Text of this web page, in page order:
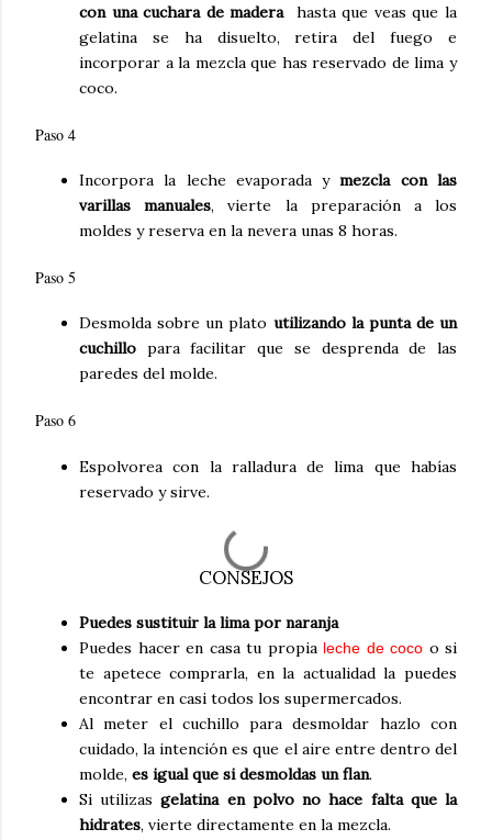
con una cuchara de maderahasta que veas que la
gelatina se ha disuelto, retira del fuego e
incorporar a la mezcla que has reservado de lima y
coco.
Paso 4
Incorpora la leche evaporada ymezcla con las
varillas manuales, vierte la preparación a los
moldes y reserva en la nevera unas 8 horas.
Paso 5
Desmolda sobre un plato utilizando la punta de un
cuchillo para facilitar que se desprenda de las
paredes del molde.
Paso 6
Espolvorea con la ralladura de lima que habías
reservado y sirve.
CONSEJOS
Puedes sustituir la lima por naranja
Puedes hacer en casa tu propia leche de coco o si
te apetece comprarla, en la actualidad la puedes
encontrar en casi todos los supermercados.
Al meter el cuchillo para desmoldar hazlo con
cuidado, la intención es que el aire entre dentro del
molde, es igual que si desmoldas un flan.
Si utilizasgelatina en polvo no hace falta que la
hidrates, vierte directamente en la mezcla.